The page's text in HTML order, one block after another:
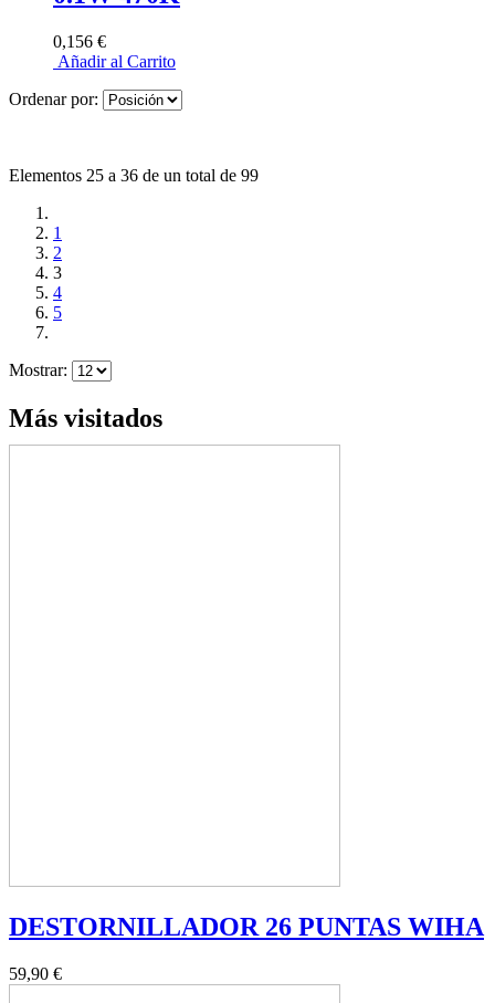
0,156 €
Añadir al Carrito
Ordenar por:
Elementos 25 a 36 de un total de 99
1
2
3
4
5
Mostrar:
Más visitados
DESTORNILLADOR 26 PUNTAS WIHA
59,90 €